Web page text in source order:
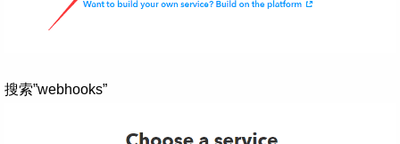
搜索”webhooks”